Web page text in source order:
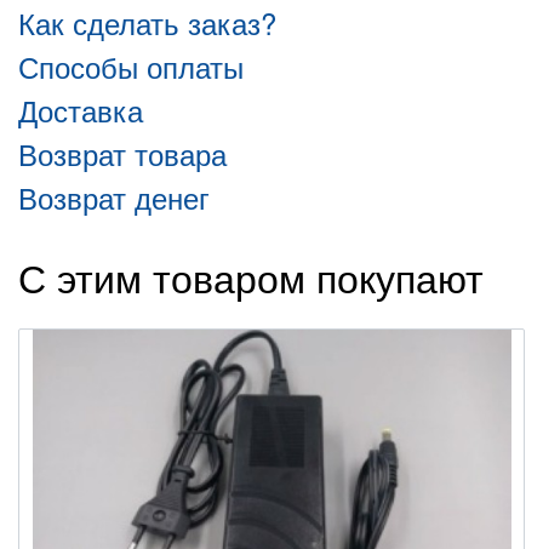
Как сделать заказ?
Способы оплаты
Доставка
Возврат товара
Возврат денег
С этим товаром покупают